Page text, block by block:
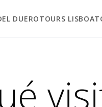
DUEROTOURS LISBOA